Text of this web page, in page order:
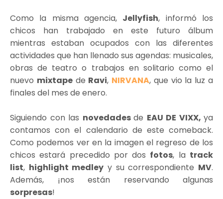
Como la misma agencia, Jellyfish, informó los
chicos han trabajado en este futuro álbum
mientras estaban ocupados con las diferentes
actividades que han llenado sus agendas: musicales,
obras de teatro o trabajos en solitario como el
nuevo mixtapede Ravi, NIRVANA, que vio la luz a
finales del mes de enero.
Siguiendo con las novedades de EAU DE VIXX, ya
contamos con el calendario de este comeback.
Como podemos ver en la imagen el regreso de los
chicos estará precedido por dos fotos, la track
list, highlight medley y su correspondiente MV.
Además, ¡nos están reservando algunas
sorpresas!